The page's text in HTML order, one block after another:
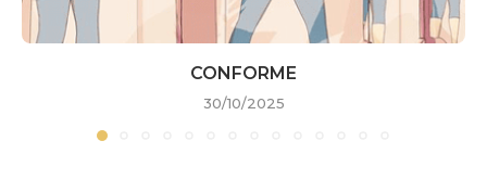
CONFORME
30/10/2025